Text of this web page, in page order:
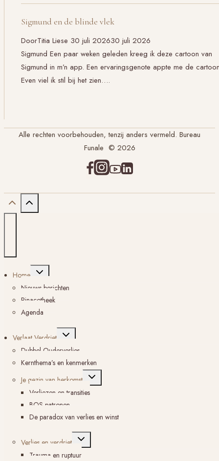
Sigmund en de blinde vlek
DoorTitia Liese 30 juli 202630 juli 2026
Sigmund Een paar weken geleden kreeg ik deze cartoon van
Sigmund in m’n app. Een ervaringsgenote appte me de
Even viel ik stil bij het zien….
Alle rechten voorbehouden, tenzij anders vermeld. Bureau
Funale © 2026
Home
Toggle
submenu
Nieuws berichten
Pinacotheek
Agenda
Verlaat Verdriet
Toggle
submenu
Dubbel Ouderverlies
Kernthema’s en kenmerken
Je gezin van herkomst
Toggle
submenu
Verliezen en transities
BOS-patronen
De paradox van verlies en winst
Verlies en verdriet
Toggle
Trauma en ruptuur